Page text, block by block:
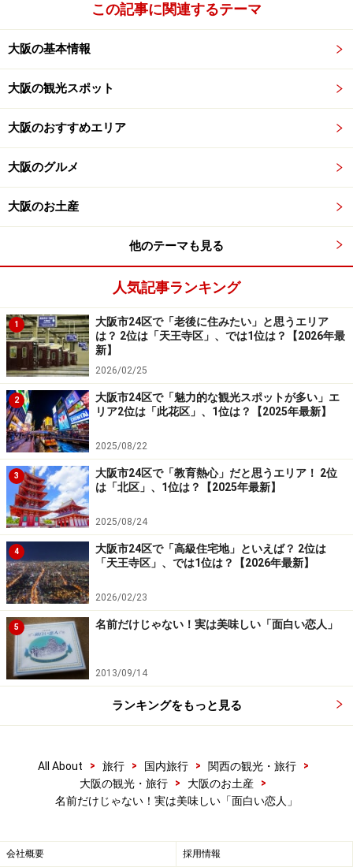
※記事内容は執筆時点のものです。最新の内容をご確認くださ
い。
この記事に関連するテーマ
大阪の基本情報
大阪の観光スポット
大阪のおすすめエリア
大阪のグルメ
大阪のお土産
他のテーマも見る
人気記事ランキング
1
大阪市24区で「老後に住みたい」と思うエリア
は？ 2位は「天王寺区」、では1位は？【2026年最
新】
2026/02/25
2
大阪市24区で「魅力的な観光スポットが多い」エ
リア2位は「此花区」、1位は？【2025年最新】
2025/08/22
3
大阪市24区で「教育熱心」だと思うエリア！ 2位
は「北区」、1位は？【2025年最新】
2025/08/24
4
大阪市24区で「高級住宅地」といえば？ 2位は
「天王寺区」、では1位は？【2026年最新】
2026/02/23
5 名前だけじゃない！実は美味しい「面白い恋人」
2013/09/14
ランキングをもっと見る
All About > 旅行 > 国内旅行 > 関西の観光・旅行
>
大阪の観光・旅行
> 大阪のお土産
>
名前だけじゃない！実は美味しい「面白い恋人」
会社概要 採用情報